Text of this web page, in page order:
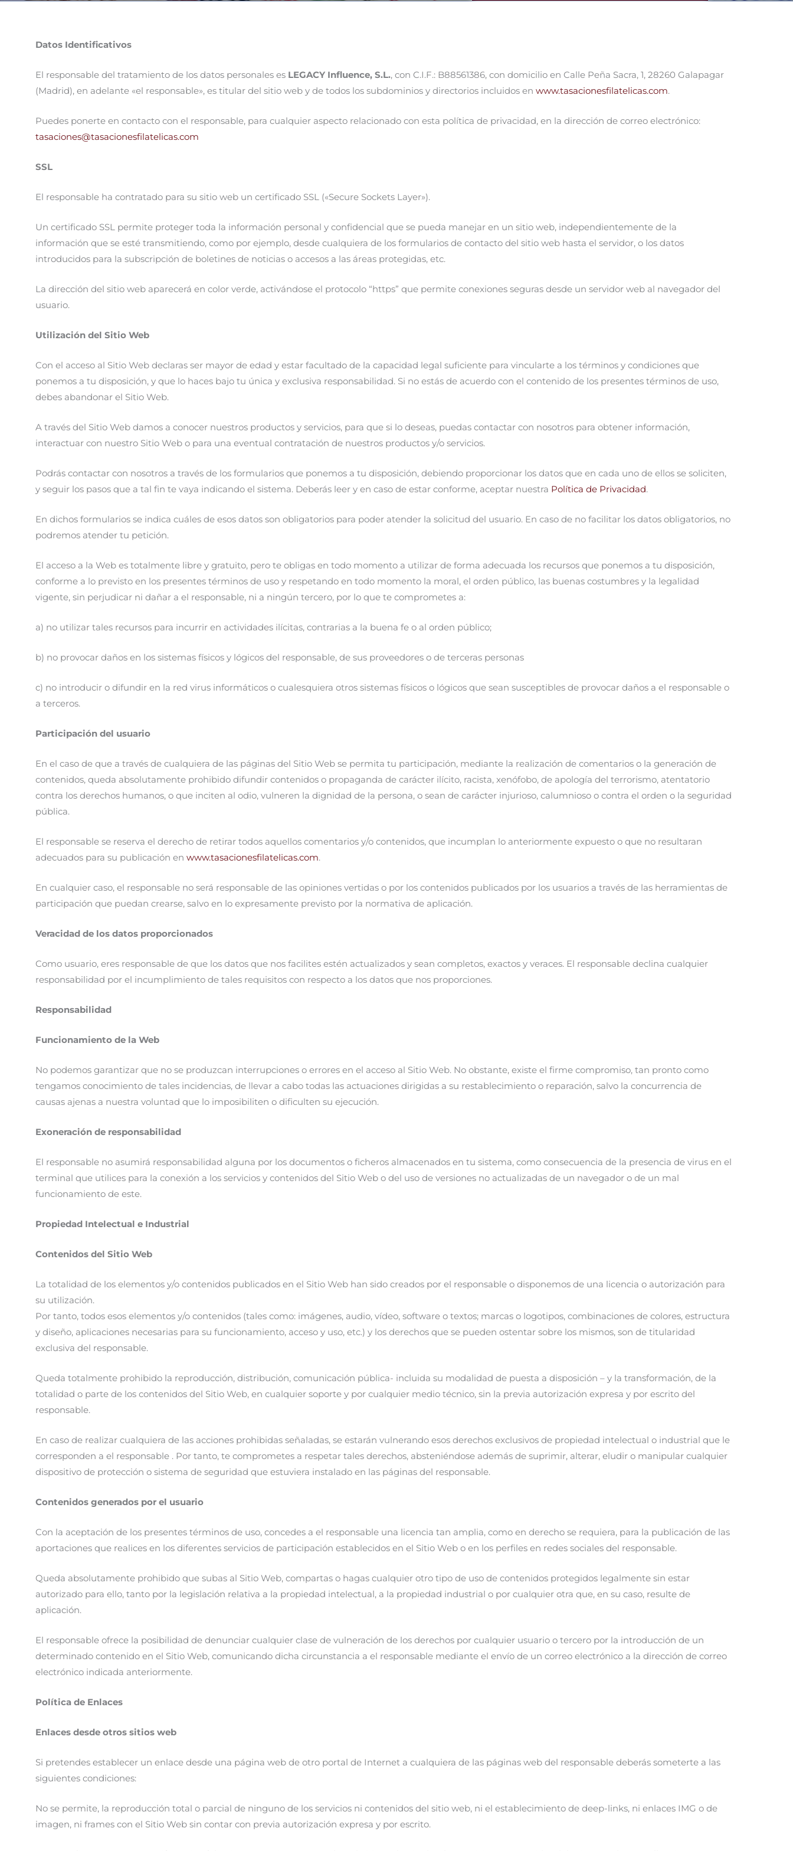
Datos Identificativos
El responsable del tratamiento de los datos personales es LEGACY Influence, S.L., con C.I.F.: B88561386, con domicilio en Calle Peña Sacra, 1, 28260 Galapagar
(Madrid), en adelante «el responsable», es titular del sitio web y de todos los subdominios y directorios incluidos en www.tasacionesfilatelicas.com.
Puedes ponerte en contacto con el responsable, para cualquier aspecto relacionado con esta política de privacidad, en la dirección de correo electrónico:
tasaciones@tasacionesfilatelicas.com
SSL
El responsable ha contratado para su sitio web un certificado SSL («Secure Sockets Layer»).
Un certificado SSL permite proteger toda la información personal y confidencial que se pueda manejar en un sitio web, independientemente de la
información que se esté transmitiendo, como por ejemplo, desde cualquiera de los formularios de contacto del sitio web hasta el servidor, o los datos
introducidos para la subscripción de boletines de noticias o accesos a las áreas protegidas, etc.
La dirección del sitio web aparecerá en color verde, activándose el protocolo “https” que permite conexiones seguras desde un servidor web al navegador del
usuario.
Utilización del Sitio Web
Con el acceso al Sitio Web declaras ser mayor de edad y estar facultado de la capacidad legal suficiente para vincularte a los términos y condiciones que
ponemos a tu disposición, y que lo haces bajo tu única y exclusiva responsabilidad. Si no estás de acuerdo con el contenido de los presentes términos de uso,
debes abandonar el Sitio Web.
A través del Sitio Web damos a conocer nuestros productos y servicios, para que si lo deseas, puedas contactar con nosotros para obtener información,
interactuar con nuestro Sitio Web o para una eventual contratación de nuestros productos y/o servicios.
Podrás contactar con nosotros a través de los formularios que ponemos a tu disposición, debiendo proporcionar los datos que en cada uno de ellos se soliciten,
y seguir los pasos que a tal fin te vaya indicando el sistema. Deberás leer y en caso de estar conforme, aceptar nuestra Política de Privacidad.
En dichos formularios se indica cuáles de esos datos son obligatorios para poder atender la solicitud del usuario. En caso de no facilitar los datos obligatorios, no
podremos atender tu petición.
El acceso a la Web es totalmente libre y gratuito, pero te obligas en todo momento a utilizar de forma adecuada los recursos que ponemos a tu disposición,
conforme a lo previsto en los presentes términos de uso y respetando en todo momento la moral, el orden público, las buenas costumbres y la legalidad
vigente, sin perjudicar ni dañar a el responsable, ni a ningún tercero, por lo que te comprometes a:
a) no utilizar tales recursos para incurrir en actividades ilícitas, contrarias a la buena fe o al orden público;
b) no provocar daños en los sistemas físicos y lógicos del responsable, de sus proveedores o de terceras personas
c) no introducir o difundir en la red virus informáticos o cualesquiera otros sistemas físicos o lógicos que sean susceptibles de provocar daños a el responsable o
a terceros.
Participación del usuario
En el caso de que a través de cualquiera de las páginas del Sitio Web se permita tu participación, mediante la realización de comentarios o la generación de
contenidos, queda absolutamente prohibido difundir contenidos o propaganda de carácter ilícito, racista, xenófobo, de apología del terrorismo, atentatorio
contra los derechos humanos, o que inciten al odio, vulneren la dignidad de la persona, o sean de carácter injurioso, calumnioso o contra el orden o la seguridad
pública.
El responsable se reserva el derecho de retirar todos aquellos comentarios y/o contenidos, que incumplan lo anteriormente expuesto o que no resultaran
adecuados para su publicación en www.tasacionesfilatelicas.com.
En cualquier caso, el responsable no será responsable de las opiniones vertidas o por los contenidos publicados por los usuarios a través de las herramientas de
participación que puedan crearse, salvo en lo expresamente previsto por la normativa de aplicación.
Veracidad de los datos proporcionados
Como usuario, eres responsable de que los datos que nos facilites estén actualizados y sean completos, exactos y veraces. El responsable declina cualquier
responsabilidad por el incumplimiento de tales requisitos con respecto a los datos que nos proporciones.
Responsabilidad
Funcionamiento de la Web
No podemos garantizar que no se produzcan interrupciones o errores en el acceso al Sitio Web. No obstante, existe el firme compromiso, tan pronto como
tengamos conocimiento de tales incidencias, de llevar a cabo todas las actuaciones dirigidas a su restablecimiento o reparación, salvo la concurrencia de
causas ajenas a nuestra voluntad que lo imposibiliten o dificulten su ejecución.
Exoneración de responsabilidad
El responsable no asumirá responsabilidad alguna por los documentos o ficheros almacenados en tu sistema, como consecuencia de la presencia de virus en el
terminal que utilices para la conexión a los servicios y contenidos del Sitio Web o del uso de versiones no actualizadas de un navegador o de un mal
funcionamiento de este.
Propiedad Intelectual e Industrial
Contenidos del Sitio Web
La totalidad de los elementos y/o contenidos publicados en el Sitio Web han sido creados por el responsable o disponemos de una licencia o autorización para
su utilización.
Por tanto, todos esos elementos y/o contenidos (tales como: imágenes, audio, vídeo, software o textos; marcas o logotipos, combinaciones de colores, estructura
y diseño, aplicaciones necesarias para su funcionamiento, acceso y uso, etc.) y los derechos que se pueden ostentar sobre los mismos, son de titularidad
exclusiva del responsable.
Queda totalmente prohibido la reproducción, distribución, comunicación pública- incluida su modalidad de puesta a disposición – y la transformación, de la
totalidad o parte de los contenidos del Sitio Web, en cualquier soporte y por cualquier medio técnico, sin la previa autorización expresa y por escrito del
responsable.
En caso de realizar cualquiera de las acciones prohibidas señaladas, se estarán vulnerando esos derechos exclusivos de propiedad intelectual o industrial que le
corresponden a el responsable . Por tanto, te comprometes a respetar tales derechos, absteniéndose además de suprimir, alterar, eludir o manipular cualquier
dispositivo de protección o sistema de seguridad que estuviera instalado en las páginas del responsable.
Contenidos generados por el usuario
Con la aceptación de los presentes términos de uso, concedes a el responsable una licencia tan amplia, como en derecho se requiera, para la publicación de las
aportaciones que realices en los diferentes servicios de participación establecidos en el Sitio Web o en los perfiles en redes sociales del responsable.
Queda absolutamente prohibido que subas al Sitio Web, compartas o hagas cualquier otro tipo de uso de contenidos protegidos legalmente sin estar
autorizado para ello, tanto por la legislación relativa a la propiedad intelectual, a la propiedad industrial o por cualquier otra que, en su caso, resulte de
aplicación.
El responsable ofrece la posibilidad de denunciar cualquier clase de vulneración de los derechos por cualquier usuario o tercero por la introducción de un
determinado contenido en el Sitio Web, comunicando dicha circunstancia a el responsable mediante el envío de un correo electrónico a la dirección de correo
electrónico indicada anteriormente.
Política de Enlaces
Enlaces desde otros sitios web
Si pretendes establecer un enlace desde una página web de otro portal de Internet a cualquiera de las páginas web del responsable deberás someterte a las
siguientes condiciones:
No se permite, la reproducción total o parcial de ninguno de los servicios ni contenidos del sitio web, ni el establecimiento de deep-links, ni enlaces IMG o de
imagen, ni frames con el Sitio Web sin contar con previa autorización expresa y por escrito.